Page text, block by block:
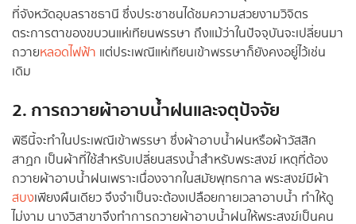
ที่จังหวัดอุบลราชธานี ซึ่งประชาชนได้ชมความสวยงามวิจิตร
ตระการตาของขบวนแห่เทียนพรรษา ถึงแม้ว่าในปัจจุบันจะเปลี่ยนมา
ถวายหลอดไฟฟ้า แต่ประเพณีแห่เทียนเข้าพรรษาก็ยังคงอยู่ไว้เช่น
เดิม
2. การถวายผ้าอาบน้ำฝนและจตุปัจจัย
พิธีนี้จะทำในประเพณีเข้าพรรษา ซึ่งผ้าอาบน้ำฝนหรือผ้าวัสสิก
สาฏก เป็นผ้าที่ใช้สำหรับเปลี่ยนสรงน้ำสำหรับพระสงฆ์ เหตุที่ต้อง
ถวายผ้าอาบน้ำฝนเพราะเนื่องจากในสมัยพุทธกาล พระสงฆ์มีผ้า
สบงเพียงผืนเดียว จึงจำเป็นจะต้องเปลือยกายเวลาอาบน้ำ ทำให้ดู
ไม่งาม นางวิสาขาจึงทำการถวายผ้าอาบน้ำฝนให้พระสงฆ์เป็นคน